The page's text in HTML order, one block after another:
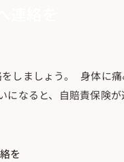
しましょう。 身体に
なると、自賠責保険
を